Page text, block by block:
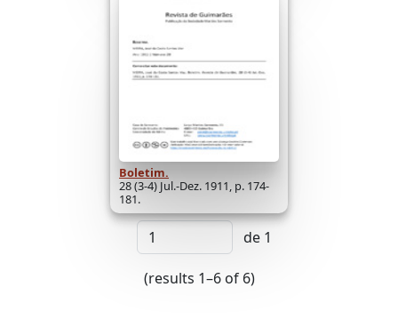
Boletim.
28 (3-4) Jul.-Dez. 1911, p. 174-
181.
de 1
(results 1–6 of 6)